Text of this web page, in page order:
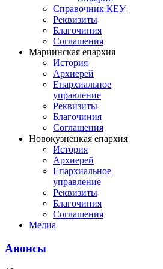
Справочник КЕУ
Реквизиты
Благочиния
Соглашения
Мариинская епархия
История
Архиерей
Епархиальное
управление
Реквизиты
Благочиния
Соглашения
Новокузнецкая епархия
История
Архиерей
Епархиальное
управление
Реквизиты
Благочиния
Соглашения
Медиа
Анонсы